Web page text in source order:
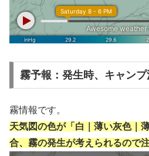
霧予報：発生時、キャンプ
霧情報です。
天気図の色が「白｜薄い灰色｜
合、霧の発生が考えられるので